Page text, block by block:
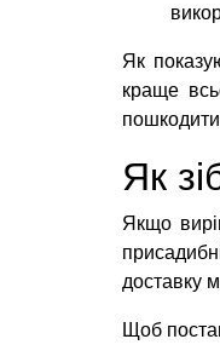
Як
краще
Як
Якщо
доставку
Щоб